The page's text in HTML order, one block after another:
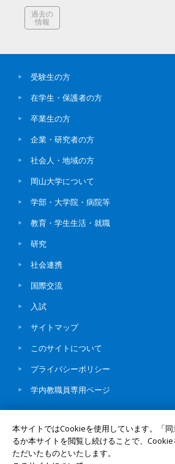
過去の
情報
受験生の方
在学生・保護者の方
卒業生の方
企業・研究者の方
社会人・地域の方
岡山大学について
学部・大学院・病院等
教育・学生生活・就職
研究
社会連携
国際交流
入試
サイトマップ
このサイトについて
プライバシーポリシー
学内教職員専用ページ
© Okayama University
本サイトではCookieを使用しています。「
るか本サイトを閲覧し続けることで、
ただいたものといたします。